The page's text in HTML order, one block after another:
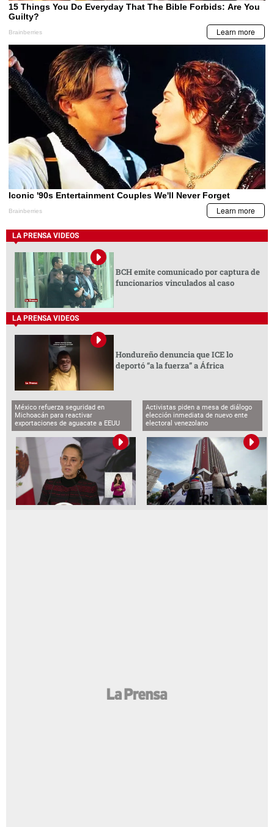
LA PRENSA VIDEOS
BCH emite comunicado por captura de
funcionarios vinculados al caso
LA PRENSA VIDEOS
Hondureño denuncia que ICE lo
deportó “a la fuerza” a África
México refuerza seguridad en
Michoacán para reactivar
exportaciones de aguacate a EEUU
Activistas piden a mesa de diálogo
elección inmediata de nuevo ente
electoral venezolano